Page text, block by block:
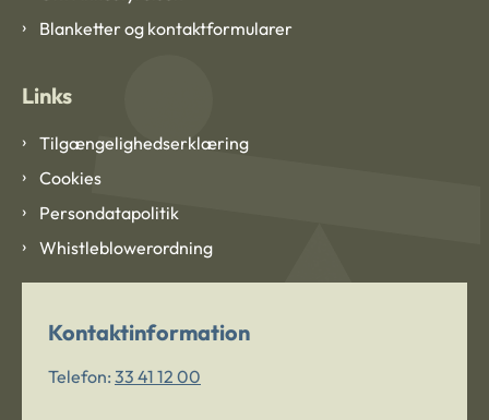
Blanketter og kontaktformularer
Links
Tilgængelighedserklæring
Cookies
Persondatapolitik
Whistleblowerordning
Kontaktinformation
Telefon: 33 41 12 00